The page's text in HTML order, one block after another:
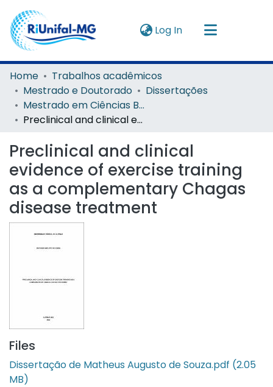
Log In(current)
Navigate by
Instructions
About
Home
Trabalhos acadêmicos
Mestrado e Doutorado
Dissertações
Mestrado em Ciências Biológicas
Preclinical and clinical evidence of exercise training as a complementary Chagas disease treatment
Preclinical and clinical
evidence of exercise training
as a complementary Chagas
disease treatment
Files
Dissertação de Matheus Augusto de Souza.pdf (2.05
MB)